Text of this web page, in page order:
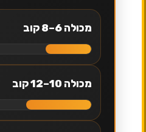
מכולה 6–8 קוב
מכולה 10–12 קוב